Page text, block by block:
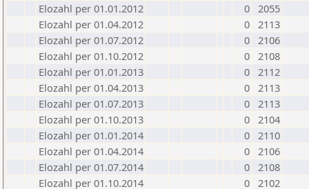
Elozahl per 01.01.2012
0 2055
Elozahl per 01.04.2012
0 2113
Elozahl per 01.07.2012
0 2106
Elozahl per 01.10.2012
0 2108
Elozahl per 01.01.2013
0 2112
Elozahl per 01.04.2013
0 2113
Elozahl per 01.07.2013
0 2113
Elozahl per 01.10.2013
0 2104
Elozahl per 01.01.2014
0 2110
Elozahl per 01.04.2014
0 2106
Elozahl per 01.07.2014
0 2108
Elozahl per 01.10.2014
0 2102